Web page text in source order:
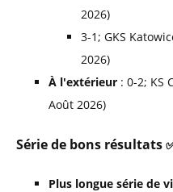
2026)
3-1; GKS
2026)
À l'extérieur : 0-2; KS
Août 2026)
Série de bons résultats
Plus longue série de